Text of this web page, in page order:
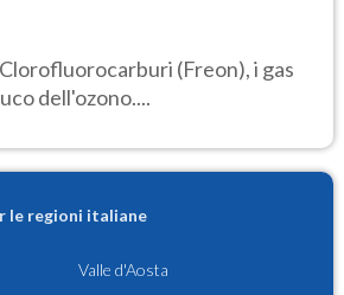
(Freon), i gas
dell'ozono....
le regioni italiane
Valle d'Aosta